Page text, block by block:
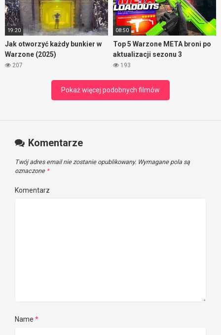
19:20
Jak otworzyć każdy bunkier w
Warzone (2025)
207
08:50
Top 5 Warzone META broni po
aktualizacji sezonu 3
193
Pokaż więcej podobnych filmów
Komentarze
Twój adres email nie zostanie opublikowany. Wymagane pola są
oznaczone *
Komentarz
Name *